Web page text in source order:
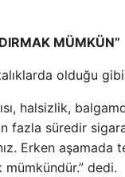
MÜMKÜN”
olduğu
halsizlik,
fazla süredir
Erken
dedi.